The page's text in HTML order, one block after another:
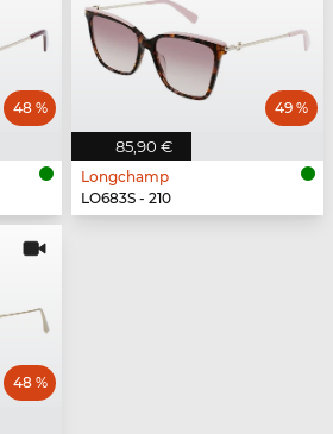
48 %
85,90 €
49 %
Longchamp
LO683S - 210
48 %